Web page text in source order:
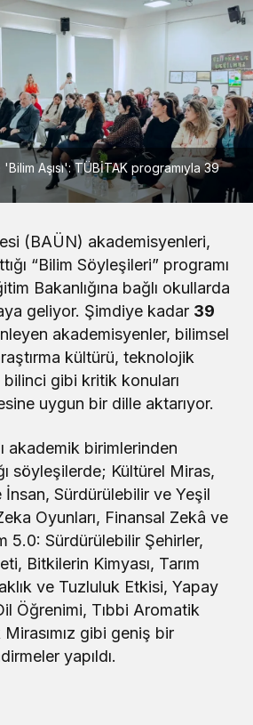
Aşısı': TÜBİTAK programıyla 39
(BAÜN) akademisyenleri,
“Bilim Söyleşileri” programı
Bakanlığına bağlı okullarda
geliyor. Şimdiye kadar 39
akademisyenler, bilimsel
kültürü, teknolojik
gibi kritik konuları
uygun bir dille aktarıyor.
akademik birimlerinden
söyleşilerde; Kültürel Miras,
Sürdürülebilir ve Yeşil
Oyunları, Finansal Zekâ ve
5.0: Sürdürülebilir Şehirler,
Bitkilerin Kimyası, Tarım
ve Tuzluluk Etkisi, Yapay
Öğrenimi, Tıbbi Aromatik
gibi geniş bir
yapıldı.